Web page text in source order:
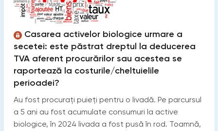
Casarea activelor biologice urmare a
secetei: este păstrat dreptul la deducerea
TVA aferent procurărilor sau acestea se
raportează la costurile/cheltuielile
perioadei?
Au fost procurați puieți pentru o livadă. Pe parcursul
a 5 ani au fost acumulate consumuri la active
biologice, în 2024 livada a fost pusă în rod. Toamnă,